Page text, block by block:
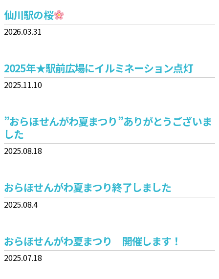
仙川駅の桜
2026.03.31
2025年★駅前広場にイルミネーション点灯
2025.11.10
”おらほせんがわ夏まつり”ありがとうございま
した
2025.08.18
おらほせんがわ夏まつり終了しました
2025.08.4
おらほせんがわ夏まつり 開催します！
2025.07.18